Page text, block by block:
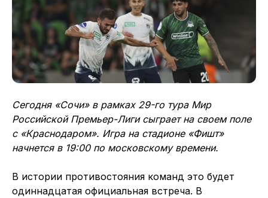
Сегодня «Сочи» в рамках 29-го тура Мир
Российской Премьер-Лиги сыграет на своем поле
с «Краснодаром». Игра на стадионе «Фишт»
начнется в 19:00 по московскому времени.
В истории противостояния команд это будет
одиннадцатая официальная встреча. В